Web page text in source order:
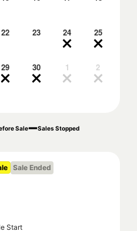
22 23 24 25
29 30 1 2
Sale Sales Stopped
Sale Ended
Start